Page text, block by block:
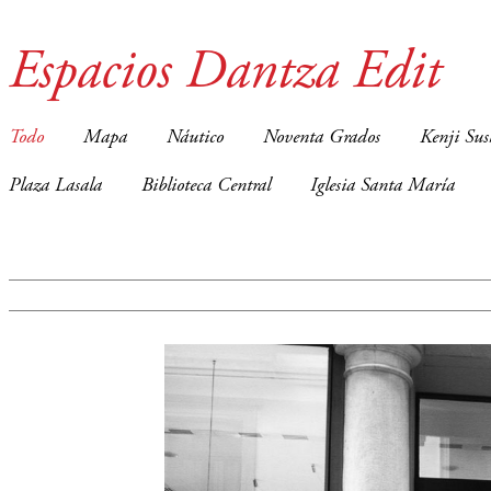
Espacios Dantza Edit
Todo Mapa Náutico Noventa Grados Kenji
Plaza Lasala Biblioteca Central Iglesia Santa María